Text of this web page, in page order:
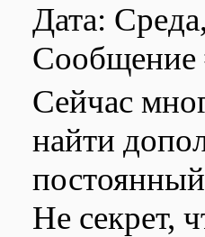
Дата:
Сейчас
найти
Не секрет,